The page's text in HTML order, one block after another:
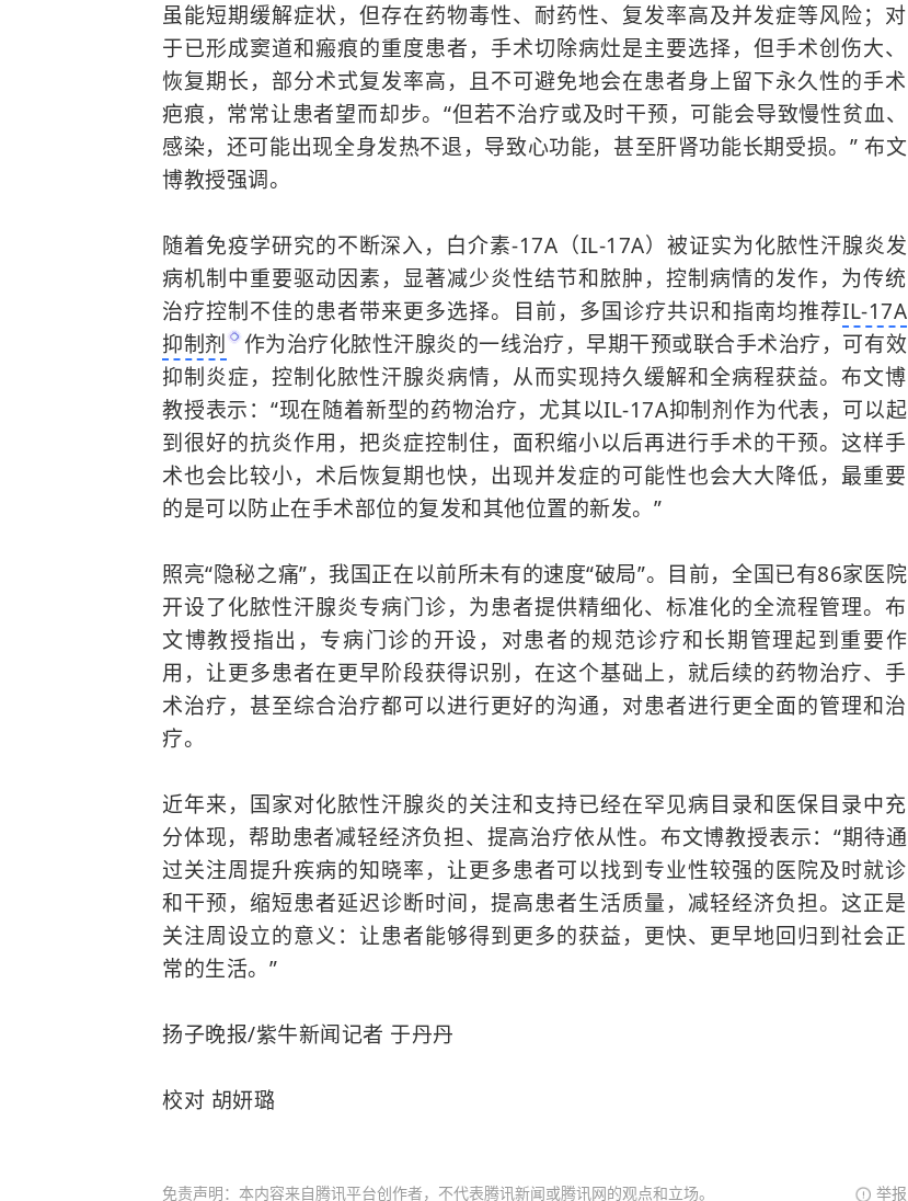
虽能短期缓解症状，但存在药物毒性、耐药性、复发率高及并发症等风险；对
于已形成窦道和瘢痕的重度患者，手术切除病灶是主要选择，但手术创伤大、
恢复期长，部分术式复发率高，且不可避免地会在患者身上留下永久性的手术
疤痕，常常让患者望而却步。“但若不治疗或及时干预，可能会导致慢性贫血、
感染，还可能出现全身发热不退，导致心功能，甚至肝肾功能长期受损。” 布文
博教授强调。
随着免疫学研究的不断深入，白介素-17A（IL-17A）被证实为化脓性汗腺炎发
病机制中重要驱动因素，显著减少炎性结节和脓肿，控制病情的发作，为传统
治疗控制不佳的患者带来更多选择。目前，多国诊疗共识和指南均推荐IL-17A
抑制剂
作为治疗化脓性汗腺炎的一线治疗，早期干预或联合手术治疗，可有效
抑制炎症，控制化脓性汗腺炎病情，从而实现持久缓解和全病程获益。布文博
教授表示：“现在随着新型的药物治疗，尤其以IL-17A抑制剂作为代表，可以起
到很好的抗炎作用，把炎症控制住，面积缩小以后再进行手术的干预。这样手
术也会比较小，术后恢复期也快，出现并发症的可能性也会大大降低，最重要
的是可以防止在手术部位的复发和其他位置的新发。”
照亮“隐秘之痛”，我国正在以前所未有的速度“破局”。目前，全国已有86家医院
开设了化脓性汗腺炎专病门诊，为患者提供精细化、标准化的全流程管理。布
文博教授指出，专病门诊的开设，对患者的规范诊疗和长期管理起到重要作
用，让更多患者在更早阶段获得识别，在这个基础上，就后续的药物治疗、手
术治疗，甚至综合治疗都可以进行更好的沟通，对患者进行更全面的管理和治
疗。
近年来，国家对化脓性汗腺炎的关注和支持已经在罕见病目录和医保目录中充
分体现，帮助患者减轻经济负担、提高治疗依从性。布文博教授表示：“期待通
过关注周提升疾病的知晓率，让更多患者可以找到专业性较强的医院及时就诊
和干预，缩短患者延迟诊断时间，提高患者生活质量，减轻经济负担。这正是
关注周设立的意义：让患者能够得到更多的获益，更快、更早地回归到社会正
常的生活。”
扬子晚报/紫牛新闻记者 于丹丹
校对 胡妍璐
免责声明：本内容来自腾讯平台创作者，不代表腾讯新闻或腾讯网的观点和立场。 举报